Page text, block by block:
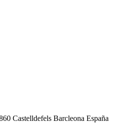
Castelldefels Barcleona España